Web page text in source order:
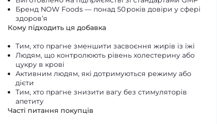
Бренд NOW Foods — понад 50 років довіри у сфері
здоров’я
Кому підходить ця добавка
Тим, хто прагне зменшити засвоєння жирів із їжі
Людям, що контролюють рівень холестерину або
цукру в крові
Активним людям, які дотримуються режиму або
дієти
Тим, хто прагне знизити вагу без стимуляторів
апетиту
Часті питання покупців